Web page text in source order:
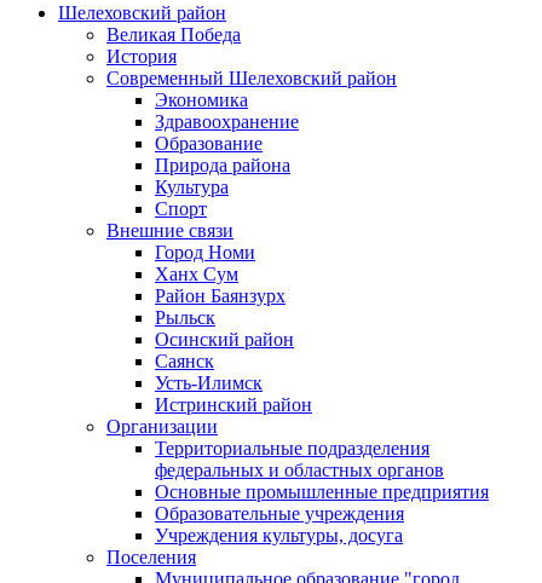
Шелеховский район
Великая Победа
История
Современный Шелеховский район
Экономика
Здравоохранение
Образование
Природа района
Культура
Спорт
Внешние связи
Город Номи
Ханх Сум
Район Баянзурх
Рыльск
Осинский район
Саянск
Усть-Илимск
Истринский район
Организации
Территориальные подразделения
федеральных и областных органов
Основные промышленные предприятия
Образовательные учреждения
Учреждения культуры, досуга
Поселения
Муниципальное образование "город